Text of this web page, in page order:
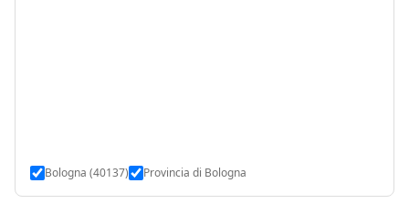
Bologna (40137) Provincia di Bologna